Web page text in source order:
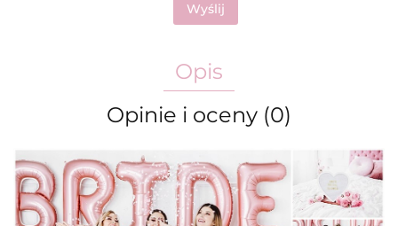
Wyślij
Opis
Opinie i oceny (0)